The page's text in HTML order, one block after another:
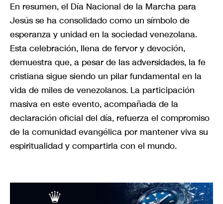
En resumen, el Día Nacional de la Marcha para
Jesús se ha consolidado como un símbolo de
esperanza y unidad en la sociedad venezolana.
Esta celebración, llena de fervor y devoción,
demuestra que, a pesar de las adversidades, la fe
cristiana sigue siendo un pilar fundamental en la
vida de miles de venezolanos. La participación
masiva en este evento, acompañada de la
declaración oficial del día, refuerza el compromiso
de la comunidad evangélica por mantener viva su
espiritualidad y compartirla con el mundo.